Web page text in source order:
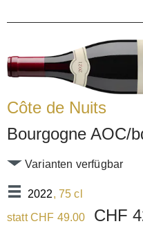
Côte de Nuits
Bourgogne AOC/
2022, 75 cl
Varianten verfügbar
statt CHF 49.00 CHF